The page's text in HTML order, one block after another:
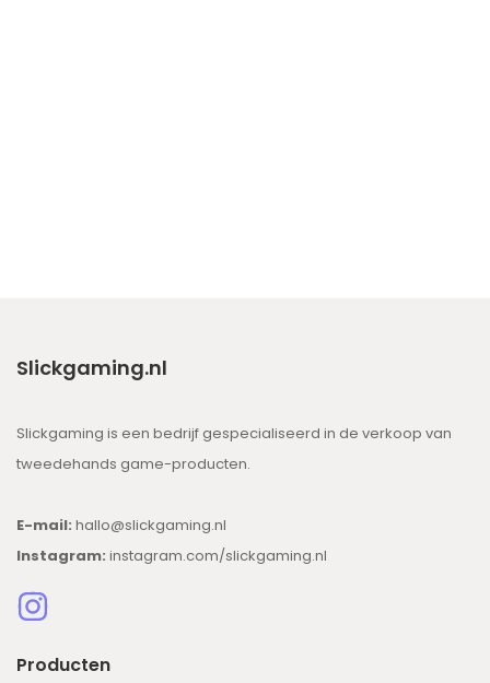
Slickgaming.nl
Slickgaming is een bedrijf gespecialiseerd in de verkoop van
tweedehands game-producten.
E-mail: hallo@slickgaming.nl
Instagram: instagram.com/slickgaming.nl
Producten